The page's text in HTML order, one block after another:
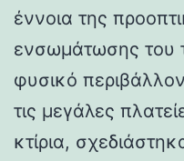
έννοια της
ενσωμάτωσης του
φυσικό
τις μεγάλες
κτίρια,